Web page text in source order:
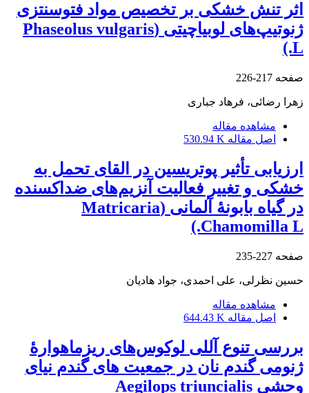
اثر تنش خشکی بر تخصیص مواد فتوسنتزی
ژنوتیپ‌های لوبیاچیتی (Phaseolus vulgaris
L.)
صفحه 217-226
زهرا رضائی، فرهاد جباری
مشاهده مقاله
اصل مقاله 530.94 K
ارزیابی تأثیر پوتریسین در القای تحمل به
خشکی و تغییر فعالیت آنزیم‌های ضداکسنده
در گیاه بابونۀ آلمانی (Matricaria
Chamomilla L.)
صفحه 227-235
حسین نظرلی، علی احمدی، جواد هادیان
مشاهده مقاله
اصل مقاله 644.43 K
بررسی تنوع آللی لوکوس‌های ریزماهوارۀ
ژنومی گندم نان در جمعیت های گندم نیای
وحشی Aegilops triuncialis